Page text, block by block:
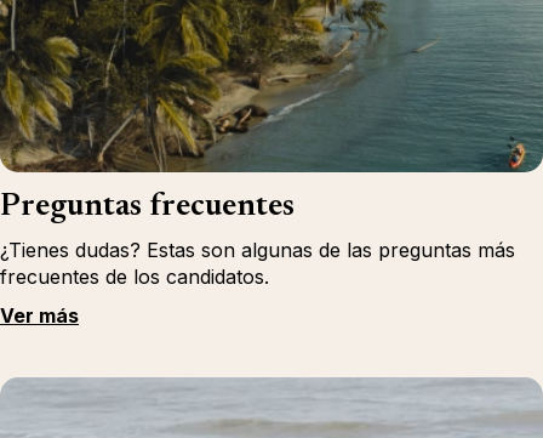
Preguntas frecuentes
¿Tienes dudas? Estas son algunas de las preguntas más
frecuentes de los candidatos.
Ver más